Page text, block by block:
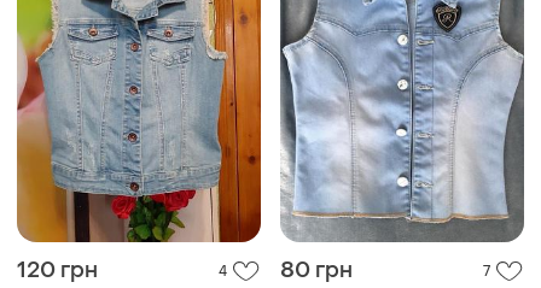
120 грн 4 80 грн 7